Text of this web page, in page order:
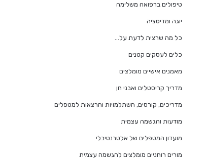
טיפולים ברפואה משלימה
יוגה ומדיטציה
כל מה שרצית לדעת על…
כלים לעסקים קטנים
מאמנים אישיים מומלצים
מדריך קריסטלים ואבני חן
מדריכים, קורסים, השתלמויות והרצאות למטפלים
מודעות והגשמה עצמית
מועדון המטפלים של אלטרנטיבלי
מורים רוחניים מומלצים להגשמה עצמית